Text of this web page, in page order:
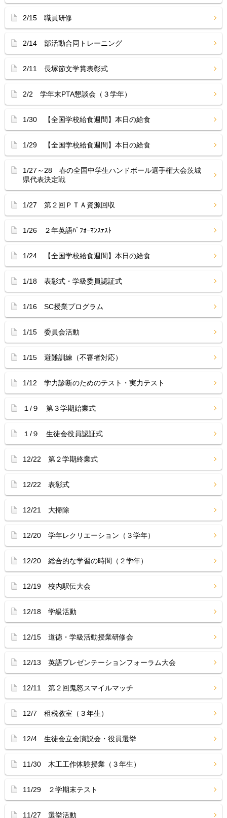
2/15 職員研修
2/14 部活動合同トレーニング
2/11 長塚節文学賞表彰式
2/2 学年末PTA懇談会（３学年）
1/30 【全国学校給食週間】本日の給食
1/29 【全国学校給食週間】本日の給食
1/27～28 春の全国中学生ハンドボール選手権大会茨城
県代表決定戦
1/27 第２回ＰＴＡ資源回収
1/26 ２年英語ﾊﾟﾌｫｰﾏﾝｽﾃｽﾄ
1/24 【全国学校給食週間】本日の給食
1/18 表彰式・学級委員認証式
1/16 SC授業プログラム
1/15 委員会活動
1/15 避難訓練（不審者対応）
1/12 学力診断のためのテスト・実力テスト
１/９ 第３学期始業式
１/９ 生徒会役員認証式
12/22 第２学期終業式
12/22 表彰式
12/21 大掃除
12/20 学年レクリエーション（３学年）
12/20 総合的な学習の時間（２学年）
12/19 校内駅伝大会
12/18 学級活動
12/15 道徳・学級活動授業研修会
12/13 英語プレゼンテーションフォーラム大会
12/11 第２回鬼怒スマイルマッチ
12/7 租税教室（３年生）
12/4 生徒会立会演説会・役員選挙
11/30 木工工作体験授業（３年生）
11/29 ２学期末テスト
11/27 選挙活動